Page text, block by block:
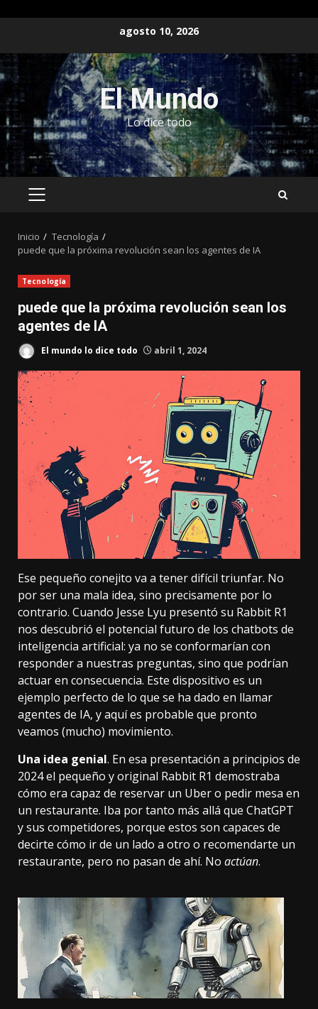
contenido
agosto 10, 2026
El Mundo
Lo dice todo
MENÚ
Inicio
Tecnología
puede que la próxima revolución sean los agentes de IA
Tecnología
puede que la próxima revolución sean los
agentes de IA
El mundo lo dice todo abril 1, 2024
Ese pequeño conejito va a tener difícil triunfar. No
por ser una mala idea, sino precisamente por lo
contrario. Cuando Jesse Lyu presentó su Rabbit R1
nos descubrió el potencial futuro de los chatbots de
inteligencia artificial: ya no se conformarían con
responder a nuestras preguntas, sino que podrían
actuar en consecuencia. Este dispositivo es un
ejemplo perfecto de lo que se ha dado en llamar
agentes de IA, y aquí es probable que pronto
veamos (mucho) movimiento.
Una idea genial. En esa presentación a principios de
2024 el pequeño y original Rabbit R1 demostraba
cómo era capaz de reservar un Uber o pedir mesa en
un restaurante. Iba por tanto más allá que ChatGPT
y sus competidores, porque estos son capaces de
decirte cómo ir de un lado a otro o recomendarte un
restaurante, pero no pasan de ahí. No actúan.